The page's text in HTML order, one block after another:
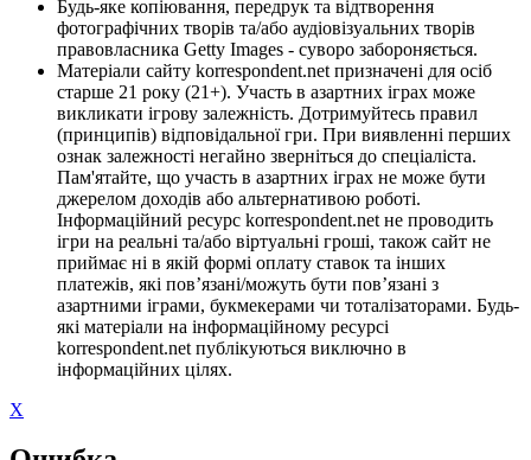
Будь-яке копіювання, передрук та відтворення
фотографічних творів та/або аудіовізуальних творів
правовласника Getty Images - суворо забороняється.
Матеріали сайту korrespondent.net призначені для осіб
старше 21 року (21+). Участь в азартних іграх може
викликати ігрову залежність. Дотримуйтесь правил
(принципів) відповідальної гри. При виявленні перших
ознак залежності негайно зверніться до спеціаліста.
Пам'ятайте, що участь в азартних іграх не може бути
джерелом доходів або альтернативою роботі.
Інформаційний ресурс korrespondent.net не проводить
ігри на реальні та/або віртуальні гроші, також сайт не
приймає ні в якій формі оплату ставок та інших
платежів, які пов’язані/можуть бути пов’язані з
азартними іграми, букмекерами чи тоталізаторами. Будь-
які матеріали на інформаційному ресурсі
korrespondent.net публікуються виключно в
інформаційних цілях.
X